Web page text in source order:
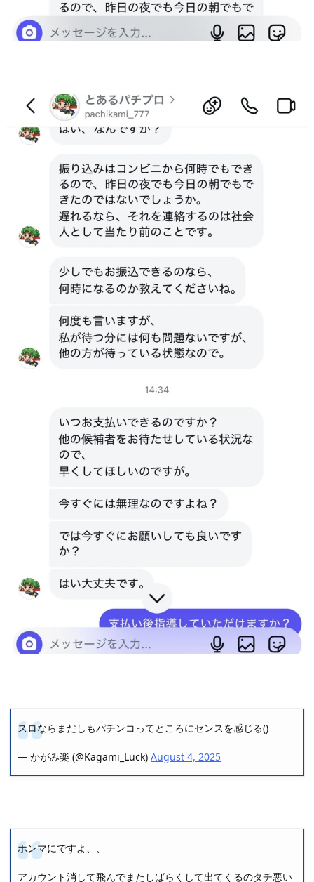
スロならまだしもパチンコってところにセンスを感じる()
— かがみ楽 (@Kagami_Luck) August 4, 2025
ホンマにですよ、、
アカウント消して飛んでまたしばらくして出てくるのタチ悪い